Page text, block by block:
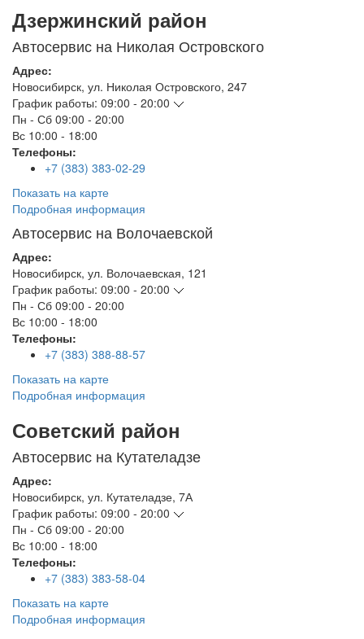
Дзержинский район
Автосервис на Николая Островского
Адрес:
Новосибирск, ул. Николая Островского, 247
График работы: 09:00 - 20:00
Пн - Сб 09:00 - 20:00
Вс 10:00 - 18:00
Телефоны:
+7 (383) 383-02-29
Показать на карте
Подробная информация
Автосервис на Волочаевской
Адрес:
Новосибирск, ул. Волочаевская, 121
График работы: 09:00 - 20:00
Пн - Сб 09:00 - 20:00
Вс 10:00 - 18:00
Телефоны:
+7 (383) 388-88-57
Показать на карте
Подробная информация
Советский район
Автосервис на Кутателадзе
Адрес:
Новосибирск, ул. Кутателадзе, 7А
График работы: 09:00 - 20:00
Пн - Сб 09:00 - 20:00
Вс 10:00 - 18:00
Телефоны:
+7 (383) 383-58-04
Показать на карте
Подробная информация